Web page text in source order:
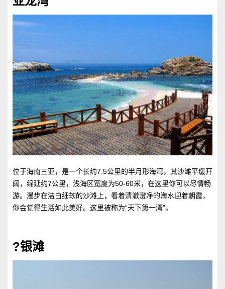
位于海南三亚，是一个长约7.5公里的半月形海湾，其沙滩平缓开
阔，绵延约7公里，浅海区宽度为50-60米，在这里你可以尽情畅
游。漫步在洁白细软的沙滩上，看着清澈澄净的海水迎着朝霞，
你会觉得生活如此美好。这里被称为“天下第一湾”。
?银滩